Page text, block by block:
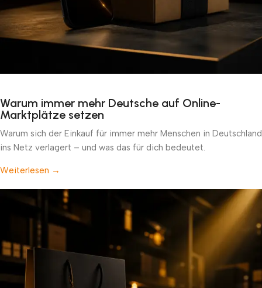
Warum immer mehr Deutsche auf Online-
Marktplätze setzen
Warum sich der Einkauf für immer mehr Menschen in Deutschland
ins Netz verlagert – und was das für dich bedeutet.
Weiterlesen →